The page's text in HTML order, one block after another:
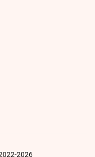
2026